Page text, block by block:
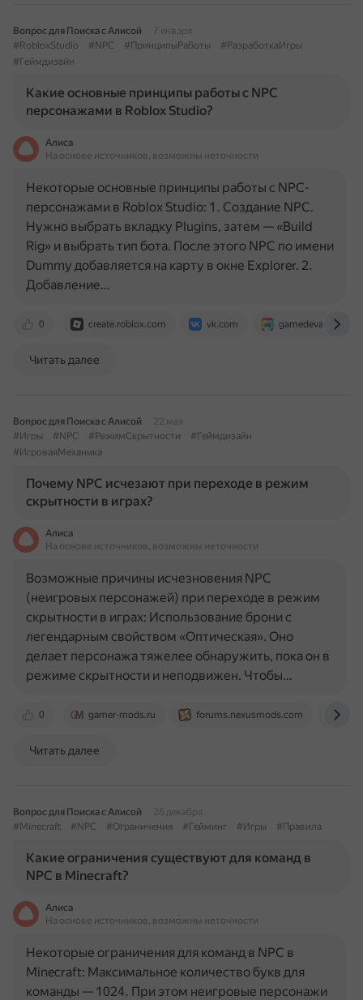
Вопрос для Поиска с Алисой
7 января
#RobloxStudio
#NPC #ПринципыРаботы
#РазработкаИгры
#Геймдизайн
Какие основные принципы работы с NPC
персонажами в Roblox Studio?
Алиса
На основе источников, возможны неточности
0 create.roblox.com vk.com
Некоторые основные принципы работы с NPC-
персонажами в Roblox Studio: 1. Создание NPC.
Нужно выбрать вкладку Plugins, затем — «Build
Rig» и выбрать тип бота. После этого NPC по имени
Dummy добавляется на карту в окне Explorer. 2.
Добавление…
Читать далее
Вопрос для Поиска с Алисой
22 мая
#Игры
#NPC #РежимСкрытности
#Геймдизайн
#ИгроваяМеханика
Почему NPC исчезают при переходе в режим
скрытности в играх?
Алиса
На основе источников, возможны неточности
0 gamer-mods.ru forums.nexusmods.com
Возможные причины исчезновения NPC
(неигровых персонажей) при переходе в режим
скрытности в играх: Использование брони с
легендарным свойством «Оптическая». Оно
делает персонажа тяжелее обнаружить, пока он в
режиме скрытности и неподвижен. Чтобы…
Читать далее
Вопрос для Поиска с Алисой
28 декабря
#Minecraft
#NPC #Ограничения #Гейминг #Игры #Правила
Какие ограничения существуют для команд в
NPC в Minecraft?
Алиса
На основе источников, возможны неточности
Некоторые ограничения для команд в NPC в
Minecraft: Максимальное количество букв для
команды — 1024. При этом неигровые персонажи